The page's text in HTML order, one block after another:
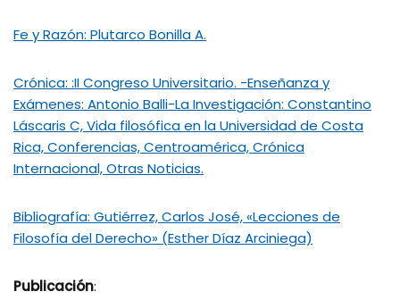
Fe y Razón: Plutarco Bonilla A.
Crónica: :II Congreso Universitario. -Enseñanza y
Exámenes: Antonio Balli-La Investigación: Constantino
Láscaris C, Vida filosófica en la Universidad de Costa
Rica, Conferencias, Centroamérica, Crónica
Internacional, Otras Noticias.
Bibliografía: Gutiérrez, Carlos José, «Lecciones de
Filosofía del Derecho» (Esther Díaz Arciniega)
Publicación: